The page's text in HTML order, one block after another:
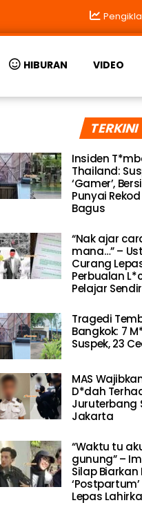
HIBURAN VIDEO
TERKINI
Insiden
Thailand:
‘Gamer’,
Punyai
Bagus
“Nak ajar
mana…” –
Curang
Perbualan
Pelajar
Tragedi
Bangkok: 7
Suspek, 23
MAS
D*dah
Juruterbang
Jakarta
“Waktu tu
gunung” –
Silap Biarkan
Lepas